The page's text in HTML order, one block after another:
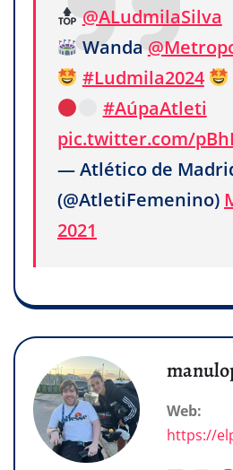
@ALudmilaSilva
Wanda
#Ludmila2024
#AúpaAtleti
pic.twitter.com/
— Atlético de
(@AtletiFemenino)
2021
Web:
https://